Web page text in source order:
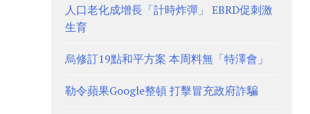
人口老化成增長「計時炸彈」 EBRD促刺激
生育
烏修訂19點和平方案 本周料無「特澤會」
勒令蘋果Google整頓 打擊冒充政府詐騙